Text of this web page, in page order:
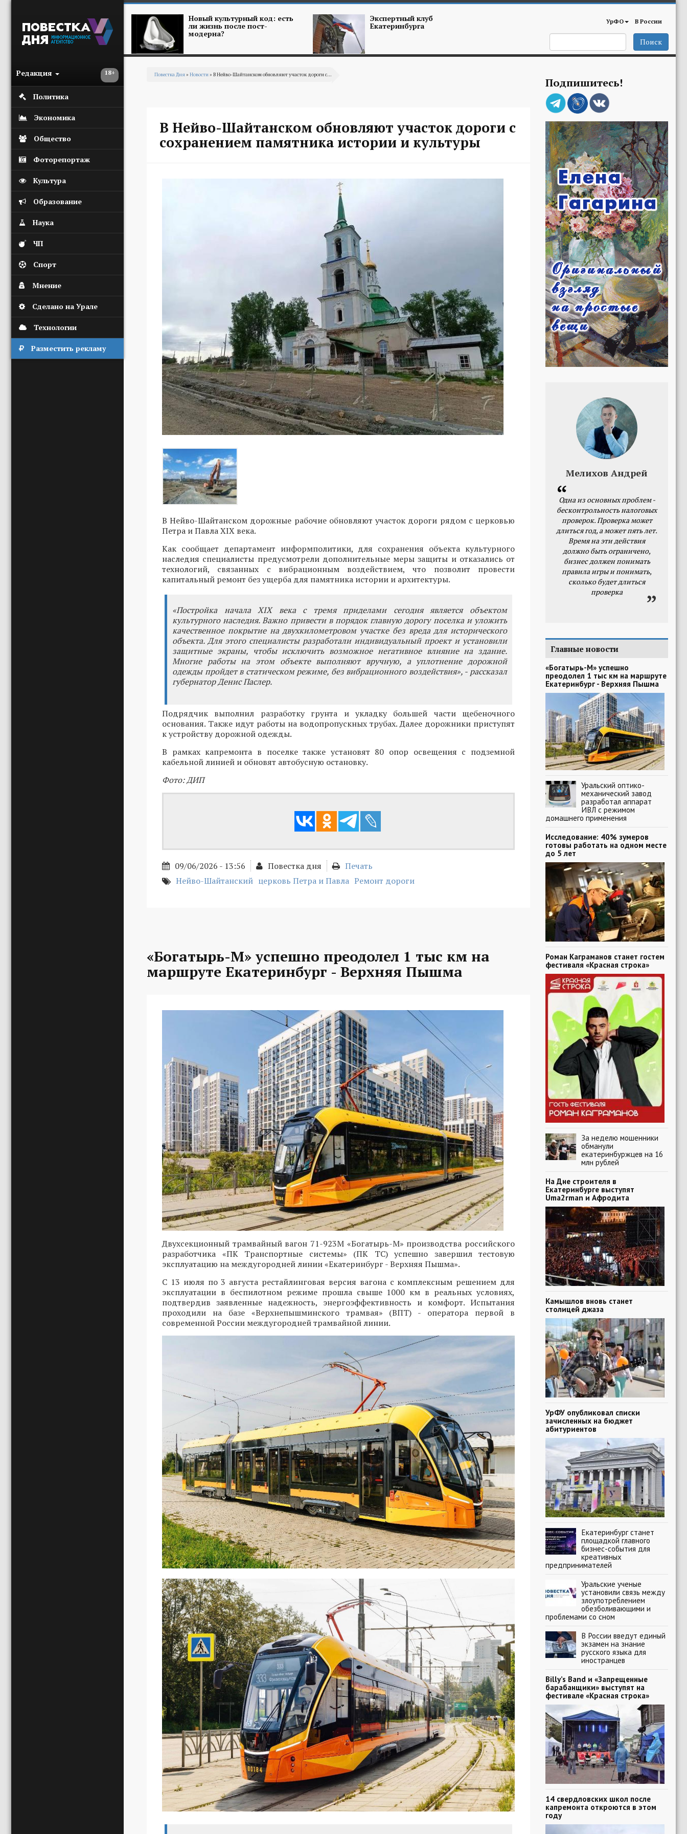
18+
Редакция
Политика
Экономика
Общество
Фоторепортаж
Культура
Образование
Наука
ЧП
Спорт
Мнение
Сделано на Урале
Технологии
Разместить рекламу
Новый культурный код: есть
ли жизнь после пост-
модерна?
Экспертный клуб
Екатеринбурга УрФО В России
Поиск
Повестка Дня» Новости» В Нейво-Шайтанском обновляют участок дороги с...
В Нейво-Шайтанском обновляют участок дороги с
сохранением памятника истории и культуры
В Нейво-Шайтанском дорожные рабочие обновляют участок дороги рядом с церковью
Петра и Павла XIX века.
Как сообщает департамент информполитики, для сохранения объекта культурного
наследия специалисты предусмотрели дополнительные меры защиты и отказались от
технологий, связанных с вибрационным воздействием, что позволит провести
капитальный ремонт без ущерба для памятника истории и архитектуры.
«Постройка начала XIX века с тремя приделами сегодня является объектом
культурного наследия. Важно привести в порядок главную дорогу поселка и уложить
качественное покрытие на двухкилометровом участке без вреда для исторического
объекта. Для этого специалисты разработали индивидуальный проект и установили
защитные экраны, чтобы исключить возможное негативное влияние на здание.
Многие работы на этом объекте выполняют вручную, а уплотнение дорожной
одежды пройдет в статическом режиме, без вибрационного воздействия», - рассказал
губернатор Денис Паслер.
Подрядчик выполнил разработку грунта и укладку большей части щебеночного
основания. Также идут работы на водопропускных трубах. Далее дорожники приступят
к устройству дорожной одежды.
В рамках капремонта в поселке также установят 80 опор освещения с подземной
кабельной линией и обновят автобусную остановку.
Фото: ДИП
09/06/2026 - 13:56 Повестка дня
Печать
Нейво-Шайтанский церковь Петра и Павла Ремонт дороги
«Богатырь-М» успешно преодолел 1 тыс км на
маршруте Екатеринбург - Верхняя Пышма
Двухсекционный трамвайный вагон 71-923М «Богатырь-М» производства российского
разработчика «ПК Транспортные системы» (ПК ТС) успешно завершил тестовую
эксплуатацию на междугородней линии «Екатеринбург - Верхняя Пышма».
С 13 июля по 3 августа рестайлинговая версия вагона с комплексным решением для
эксплуатации в беспилотном режиме прошла свыше 1000 км в реальных условиях,
подтвердив заявленные надежность, энергоэффективность и комфорт. Испытания
проходили на базе «Верхнепышминского трамвая» (ВПТ) - оператора первой в
современной России междугородней трамвайной линии.
Подпишитесь!
Мелихов Андрей
Одна из основных проблем -
бесконтрольность налоговых
проверок. Проверка может
длиться год, а может пять лет.
Время на эти действия
должно быть ограничено,
бизнес должен понимать
правила игры и понимать,
сколько будет длиться
проверка
Главные новости
«Богатырь-М» успешно
преодолел 1 тыс км на маршруте
Екатеринбург - Верхняя Пышма
Уральский оптико-
механический завод
разработал аппарат
ИВЛ с режимом
домашнего применения
Исследование: 40% зумеров
готовы работать на одном месте
до 5 лет
Роман Каграманов станет гостем
фестиваля «Красная строка»
За неделю мошенники
обманули
екатеринбуржцев на 16
млн рублей
На Дне строителя в
Екатеринбурге выступят
Uma2rman и Афродита
Камышлов вновь станет
столицей джаза
УрФУ опубликовал списки
зачисленных на бюджет
абитуриентов
Екатеринбург станет
площадкой главного
бизнес-события для
креативных
предпринимателей
Уральские ученые
установили связь между
злоупотреблением
обезболивающими и
проблемами со сном
В России введут единый
экзамен на знание
русского языка для
иностранцев
Billy’s Band и «Запрещенные
барабанщики» выступят на
фестивале «Красная строка»
14 свердловских школ после
капремонта откроются в этом
году